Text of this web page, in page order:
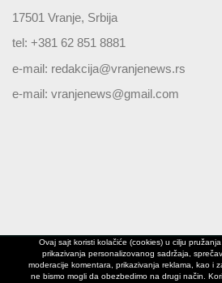
17501 Vranje, Srbija
tel: +381 62 851 8881
e-mail: redakcija@vranjenews.rs
e-mail: vranjenews@gmail.com
Copyright © 2026
All rights reserved
www.vranjenews.rs
Ovaj sajt koristi kolačiće (cookies) u cilju
prikazivanja personalizovanog sadržaja,
moderacije komentara, prikazivanja reklama, kao i
ne bismo mogli da obezbedimo na drugi način.